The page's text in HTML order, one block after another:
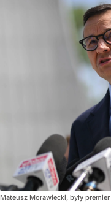
Mateusz Morawiecki, były premier